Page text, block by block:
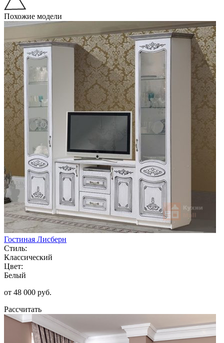
Похожие модели
Гостиная Лисберн
Стиль:
Классический
Цвет:
Белый
от 48 000 руб.
Рассчитать